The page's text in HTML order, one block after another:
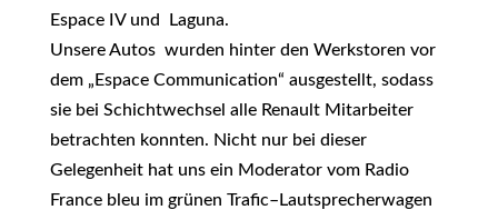
Espace IV und Laguna.
Unsere Autos wurden hinter den Werkstoren vor
dem „Espace Communication“ ausgestellt, sodass
sie bei Schichtwechsel alle Renault Mitarbeiter
betrachten konnten. Nicht nur bei dieser
Gelegenheit hat uns ein Moderator vom Radio
France bleu im grünen Trafic–Lautsprecherwagen